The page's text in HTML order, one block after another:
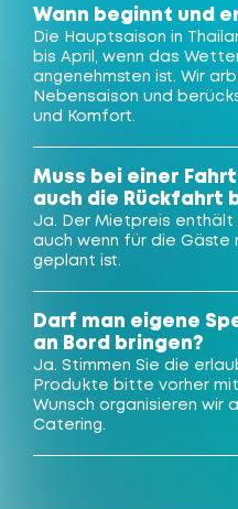
Wann beginnt und
Die Hauptsaison in
bis April, wenn das
angenehmsten ist. Wir
Nebensaison und
und Komfort.
Muss bei einer
auch die Rückfahrt
Ja. Der Mietpreis
auch wenn für die Gäste
geplant ist.
Darf man eigene
an Bord bringen?
Ja. Stimmen Sie die
Produkte bitte vorher
Wunsch organisieren wir
Catering.